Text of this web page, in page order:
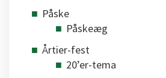
Påske
Påskeæg
Årtier-fest
20’er-tema